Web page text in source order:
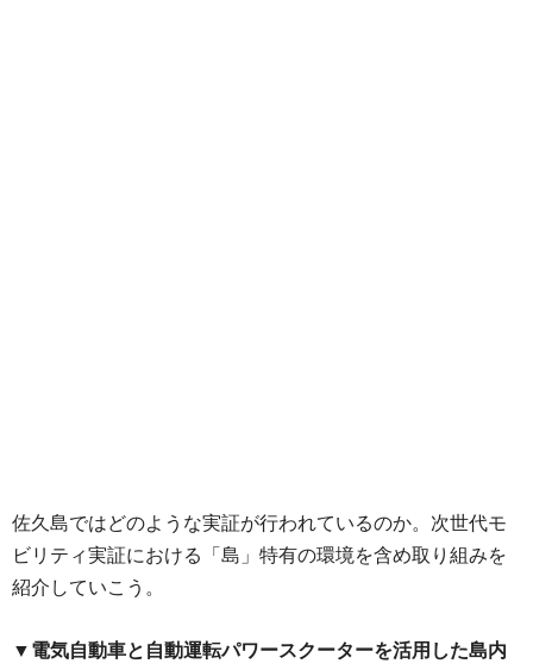
佐久島ではどのような実証が行われているのか。次世代モ
ビリティ実証における「島」特有の環境を含め取り組みを
紹介していこう。
▼電気自動車と自動運転パワースクーターを活用した島内